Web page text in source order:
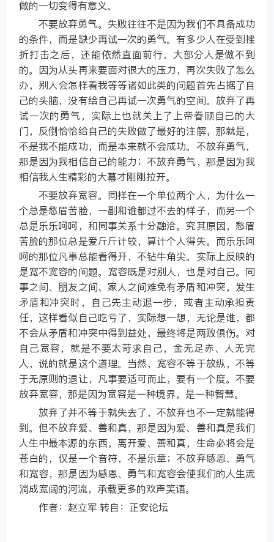
做的一切变得有意义。
不要放弃勇气。失败往往不是因为我们不具备成功
的条件，而是缺少再试一次的勇气。有多少人在受到挫
折打击之后，还能依然直面前行，大部分人是做不到
的。因为从头再来要面对很大的压力，再次失败了怎么
办，别人会怎样看我等等诸如此类的问题首先占据了自
己的头脑，没有给自己再试一次勇气的空间。放弃了再
试一次的勇气，实际上也就关上了上帝眷顾自己的大
门，反倒恰恰给自己的失败做了最好的注解，那就是，
不是我不能成功，而是本来就不会成功。不放弃勇气，
那是因为我相信自己的能力；不放弃勇气，那是因为我
相信我人生精彩的大幕才刚刚拉开。
不要放弃宽容。同样在一个单位两个人，为什么一
个总是愁眉苦脸，一副和谁都过不去的样子，而另一个
总是乐乐呵呵，和同事关系十分融洽。究其原因，愁眉
苦脸的那位总是爱斤斤计较，算计个人得失。而乐乐呵
呵的那位凡事总能看得开，不钻牛角尖。实际上反映的
是宽不宽容的问题。宽容既是对别人，也是对自己。同
事之间、朋友之间、家人之间难免有矛盾和冲突，发生
矛盾和冲突时，自己先主动退一步，或者主动承担责
任，这样看似自己吃亏了，实际想一想，无论是谁，都
不会从矛盾和冲突中得到益处，最终将是两败俱伤。对
自己宽容，就是不要太苛求自己，金无足赤、人无完
人，说的就是这个道理。当然，宽容不等于放纵，不等
于无原则的退让，凡事要适可而止，要有一个度。不要
放弃宽容，那是因为宽容是一种境界，是一种智慧。
放弃了并不等于就失去了，不放弃也不一定就能得
到。但不放弃爱、善和真，那是因为爱、善和真是我们
人生中最本源的东西，离开爱、善和真，生命必将会是
苍白的，仅是一个音符，不是乐章；不放弃感恩、勇气
和宽容，那是因为感恩、勇气和宽容会使我们的人生流
淌成宽阔的河流，承载更多的欢声笑语。
作者：赵立军 转自：正安论坛